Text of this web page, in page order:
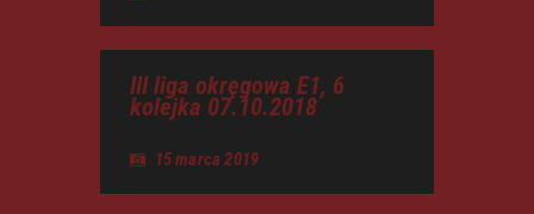
III liga okręgowa E1, 6
kolejka 07.10.2018
15 marca 2019